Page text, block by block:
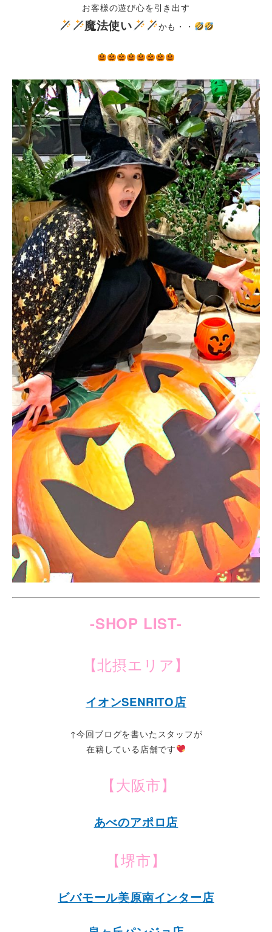
お客様の遊び心を引き出す
魔法使い かも・・
-SHOP LIST-
【北摂エリア】
イオンSENRITO店
↑今回ブログを書いたスタッフが
在籍している店舗です
【大阪市】
あべのアポロ店
【堺市】
ビバモール美原南インター店